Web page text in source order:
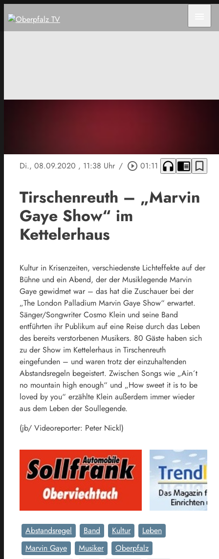
Di., 08.09.2020 , 11:38 Uhr / play_circle_outline 01:11 headphones chrome_reader_mode bookmark_border
Tirschenreuth – „Marvin
Gaye Show“ im
Kettelerhaus
Kultur in Krisenzeiten, verschiedenste Lichteffekte auf der
Bühne und ein Abend, der der Musiklegende Marvin
Gaye gewidmet war – das hat die Zuschauer bei der
„The London Palladium Marvin Gaye Show“ erwartet.
Sänger/Songwriter Cosmo Klein und seine Band
entführten ihr Publikum auf eine Reise durch das Leben
des bereits verstorbenen Musikers. 80 Gäste haben sich
zu der Show im Kettelerhaus in Tirschenreuth
eingefunden – und waren trotz der einzuhaltenden
Abstandsregeln begeistert. Zwischen Songs wie „Ain´t
no mountain high enough“ und „How sweet it is to be
loved by you“ erzählte Klein außerdem immer wieder
aus dem Leben der Soullegende.
(jb/ Videoreporter: Peter Nickl)
Abstandsregel Band Kultur
Leben
Marvin Gaye
Musiker
Oberpfalz